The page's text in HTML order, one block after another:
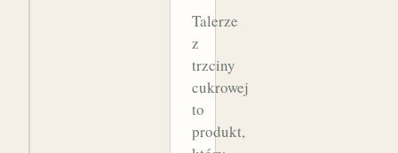
Talerze
z
trzciny
cukrowej
to
produkt,